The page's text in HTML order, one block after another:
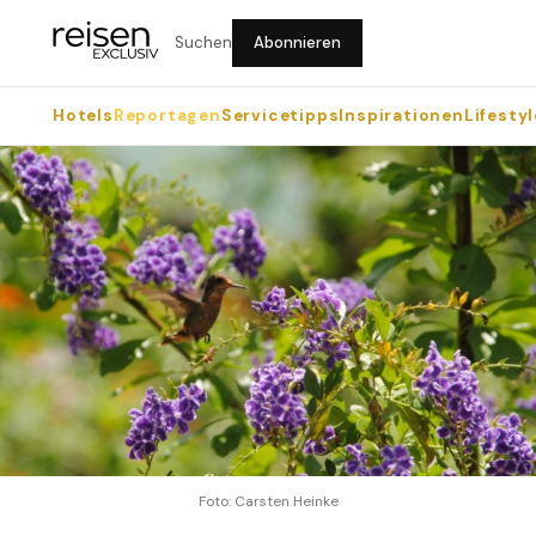
Suchen Abonnieren
HotelsReportagenServicetippsInspirationen
Foto: Carsten Heinke